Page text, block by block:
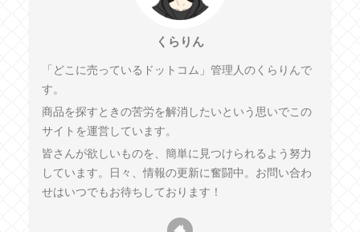
くらりん
「どこに売っているドットコム」管理人のくらりんで
す。
商品を探すときの苦労を解消したいという思いでこの
サイトを運営しています。
皆さんが欲しいものを、簡単に見つけられるよう努力
しています。日々、情報の更新に奮闘中。お問い合わ
せはいつでもお待ちしております！